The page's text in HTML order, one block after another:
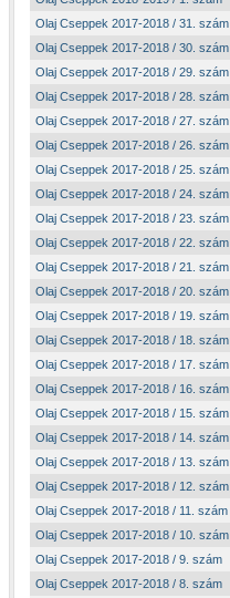
Olaj Cseppek 2017-2018 / 31. szám
Olaj Cseppek 2017-2018 / 30. szám
Olaj Cseppek 2017-2018 / 29. szám
Olaj Cseppek 2017-2018 / 28. szám
Olaj Cseppek 2017-2018 / 27. szám
Olaj Cseppek 2017-2018 / 26. szám
Olaj Cseppek 2017-2018 / 25. szám
Olaj Cseppek 2017-2018 / 24. szám
Olaj Cseppek 2017-2018 / 23. szám
Olaj Cseppek 2017-2018 / 22. szám
Olaj Cseppek 2017-2018 / 21. szám
Olaj Cseppek 2017-2018 / 20. szám
Olaj Cseppek 2017-2018 / 19. szám
Olaj Cseppek 2017-2018 / 18. szám
Olaj Cseppek 2017-2018 / 17. szám
Olaj Cseppek 2017-2018 / 16. szám
Olaj Cseppek 2017-2018 / 15. szám
Olaj Cseppek 2017-2018 / 14. szám
Olaj Cseppek 2017-2018 / 13. szám
Olaj Cseppek 2017-2018 / 12. szám
Olaj Cseppek 2017-2018 / 11. szám
Olaj Cseppek 2017-2018 / 10. szám
Olaj Cseppek 2017-2018 / 9. szám
Olaj Cseppek 2017-2018 / 8. szám